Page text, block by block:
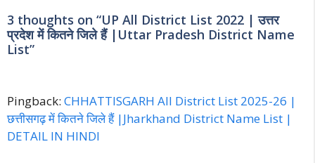
3 thoughts on “UP All District List 2022 | उत्तर
प्रदेश में कितने जिले हैं |Uttar Pradesh District Name
List”
Pingback: CHHATTISGARH All District List 2025-26 |
छत्तीसगढ़ में कितने जिले हैं |Jharkhand District Name List |
DETAIL IN HINDI